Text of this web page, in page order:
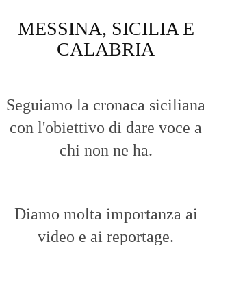
MESSINA, SICILIA E
CALABRIA
Seguiamo la cronaca siciliana
con l'obiettivo di dare voce a
chi non ne ha.
Diamo molta importanza ai
video e ai reportage.